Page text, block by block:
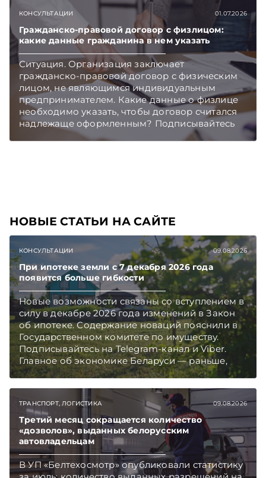
обсудила с Юрием Владимировичем
Шумиловым, основателем и партнером
юридической фирмы YS Advisors,
специализирующейся на санкционном праве.
Подписывайтесь на Telegram‑канал и Viber.
Главное об экономике Беларуси — раньше,
чем в новостях TelegramViber
КОНСУЛЬТАЦИИ 01.07.2026
Гражданско-правовой договор с физлицом:
какие данные гражданина в нем указать
Ситуация. Организация заключает
гражданско-правовой договор с физическим
лицом, не являющимся индивидуальным
предпринимателем. Какие данные о физлице
необходимо указать, чтобы договор считался
надлежаще оформленным? Подписывайтесь
на Telegram‑канал и Viber. Главное об
НОВЫЕ СТАТЬИ НА САЙТЕ
КОНСУЛЬТАЦИИ 09.08.2026
При ипотеке земли с 7 декабря 2026 года
появится больше гибкости
Новые возможности связаны со вступлением в
силу в декабре 2026 года изменений в Закон
об ипотеке. Содержание новаций пояснили в
Государственном комитете по имуществу.
Подписывайтесь на Telegram‑канал и Viber.
Главное об экономике Беларуси — раньше,
чем в новостях TelegramViber
ТРАНСПОРТ, ЛОГИСТИКА 09.08.2026
Третий месяц сокращается количество
«дозволов», выданных белорусским
автовладельцам
В УП «Белтехосмотр» опубликовали статистику